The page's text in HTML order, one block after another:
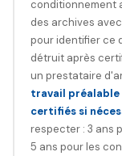
conditionnement
des archives
pour identifier ce
détruit après
un prestataire
travail préalable
certifiés si
respecter : 3 ans
5 ans pour les